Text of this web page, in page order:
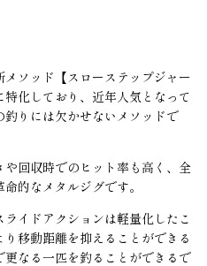
ソッド【スローステップジャー
化しており、近年人気となって
りには欠かせないメソッドで
や回収時でのヒット率も高く、全
的なメタルジグです。
イドアクションは軽量化したこ
移動距離を抑えることができる
なる一匹を釣ることができるで